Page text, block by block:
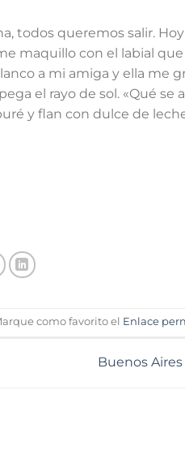
todos queremos salir.
maquillo con el labial
a mi amiga y ella me
el rayo de sol. «Qué se
y flan con dulce de
como favorito el Enlace
Buenos